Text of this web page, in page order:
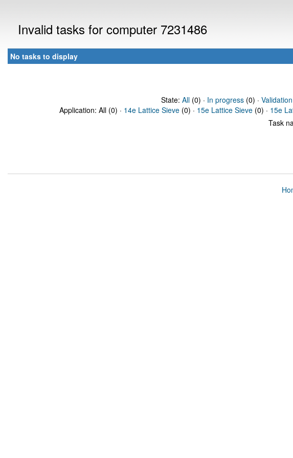
Invalid tasks for computer 7231486
No tasks to display
State: All(0) · In progress(0) ·
Application: All (0) · 14e Lattice Sieve (0) · 15e Lattice Sieve (0) · 15e
Task